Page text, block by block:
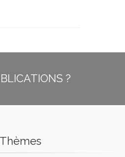
?
Thèmes